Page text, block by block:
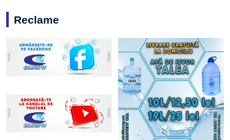
Reclame